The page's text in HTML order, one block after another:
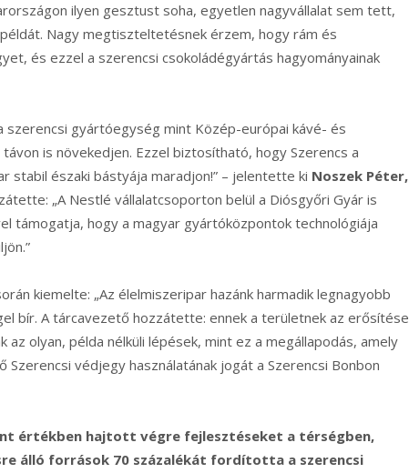
ilyen gesztust soha, egyetlen nagyvállalat sem tett,
Nagy megtiszteltetésnek érzem, hogy rám és
és ezzel a szerencsi csokoládégyártás hagyományainak
szerencsi gyártóegység mint Közép-európai kávé- és
is növekedjen. Ezzel biztosítható, hogy Szerencs a
stabil északi bástyája maradjon!” – jelentette ki Noszek Péter,
„A Nestlé vállalatcsoporton belül a Diósgyőri Gyár is
támogatja, hogy a magyar gyártóközpontok technológiája
kiemelte: „Az élelmiszeripar hazánk harmadik legnagyobb
bír. A tárcavezető hozzátette: ennek a területnek az erősítése
olyan, példa nélküli lépések, mint ez a megállapodás, amely
védjegy használatának jogát a Szerencsi Bonbon
értékben hajtott végre fejlesztéseket a térségben,
álló források 70 százalékát fordította a szerencsi